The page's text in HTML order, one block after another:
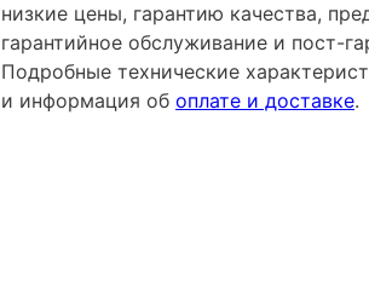
низкие цены, гарантию качества,
гарантийное обслуживание и пост-
Подробные технические
и информация об оплате и доставке.